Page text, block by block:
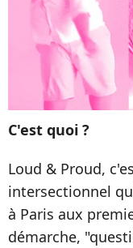
C'est quoi ?
Loud & Proud,
intersectionnel
à Paris aux
démarche,